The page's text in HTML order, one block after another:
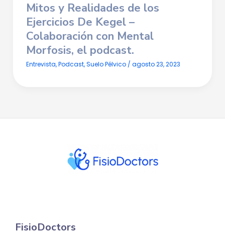
Mitos y Realidades de los
Ejercicios De Kegel–
Colaboración con Mental
Morfosis, el podcast.
Entrevista,Podcast,Suelo Pélvico/ agosto 23, 2023
FisioDoctors